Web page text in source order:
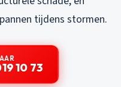
tijdens stormen.
10 73